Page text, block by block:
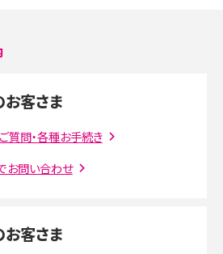
？方法ごとの影響や復活・復元する方法も解説
いやメリット・デメリットを解説
メリット・デメリット、接続方法を解説
スクショするとバレる？バレるケースや撮り方も解
客さま
質問・各種お手続き
お問い合わせ
客さま